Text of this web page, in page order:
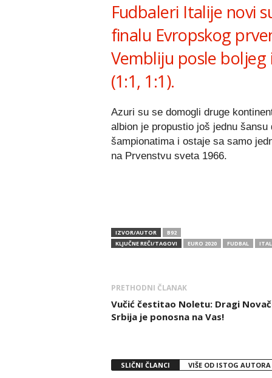
Fudbaleri Italije novi
finalu Evropskog
Vembliju posle boljeg
(1:1, 1:1).
Azuri su se domogli druge
albion je propustio još jednu
šampionatima i ostaje sa samo
na Prvenstvu sveta 1966.
IZVOR/AUTOR
B92
KLJUČNE REČI/TAGOVI
EURO 2020 FUDBAL
PRETHODNI ČLANAK
Vučić čestitao Noletu: Dragi
Srbija je ponosna na Vas!
SLIČNI ČLANCI VIŠE OD ISTOG AUTORA